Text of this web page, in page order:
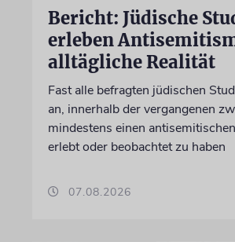
Bericht: Jüdische
erleben
alltägliche Realität
Fast alle befragten jüdischen
an, innerhalb der vergangenen
mindestens einen
erlebt oder beobachtet zu haben
07.08.2026